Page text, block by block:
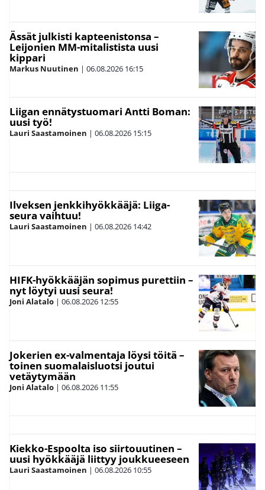
Ässät julkisti kapteenistonsa –
Leijonien MM-mitalistista uusi
kippari
Markus Nuutinen | 06.08.2026 16:15
Liigan ennätystuomari Antti Boman:
uusi työ!
Lauri Saastamoinen | 06.08.2026 15:15
Ilveksen jenkkihyökkääjä: Liiga-
seura vaihtuu!
Lauri Saastamoinen | 06.08.2026 14:42
HIFK-hyökkääjän sopimus purettiin –
nyt löytyi uusi seura!
Joni Alatalo | 06.08.2026 12:55
Jokerien ex-valmentaja löysi töitä –
toinen suomalaisluotsi joutui
vetäytymään
Joni Alatalo | 06.08.2026 11:55
Kiekko-Espoolta iso siirtouutinen –
uusi hyökkääjä liittyy joukkueeseen
Lauri Saastamoinen | 06.08.2026 10:55